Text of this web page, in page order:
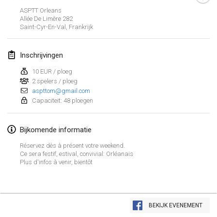
Weergave lijst
ASPTT Orleans
Allée De Limère 282
Saint-Cyr-En-Val Frankrijk
Inschrijvingen
10 EUR / ploeg
2 spelers / ploeg
aspttom@gmail.com
Capaciteit: 48 ploegen
Bijkomende informatie
Réservez dès à présent votre weekend.
Ce sera festif, estival, convivial: Orléanais
Plus d'infos à venir, bientôt
BEKIJK EVENEMENT
februari 2022
4 feb. 2022
GEANNULEERD
TangoMölkky
5 feb. 2022|Finland
12 feb. 2022|Finland
Yamagata Tournament
13 feb. 2022| Japan